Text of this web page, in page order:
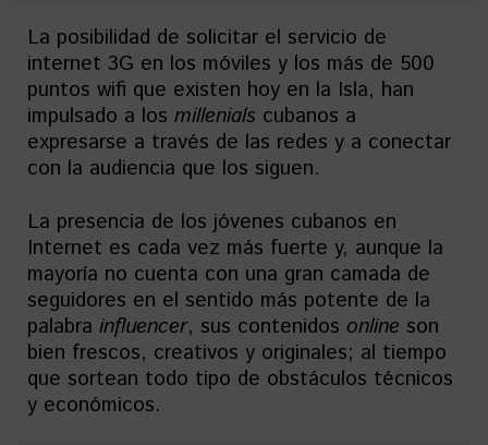
La posibilidad de solicitar el servicio de
internet 3G en los móviles y los más de 500
puntos wifi que existen hoy en la Isla, han
impulsado a los millenials cubanos a
expresarse a través de las redes y a conectar
con la audiencia que los siguen.
La presencia de los jóvenes cubanos en
Internet es cada vez más fuerte y, aunque la
mayoría no cuenta con una gran camada de
seguidores en el sentido más potente de la
palabra influencer, sus contenidos online son
bien frescos, creativos y originales; al tiempo
que sortean todo tipo de obstáculos técnicos
y económicos.